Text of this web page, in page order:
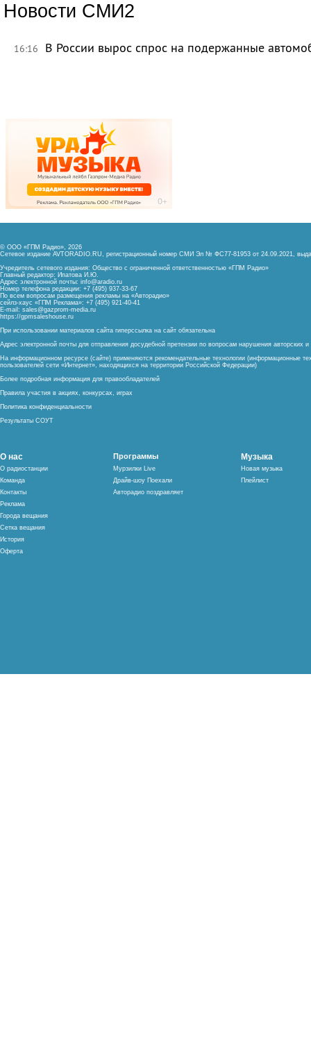
Новости СМИ2
16:16 В России вырос спрос на подержанные
© ООО «ГПМ Радио», 2026
Сетевое издание AVTORADIO.RU, регистрационный номер СМИ Эл № ФС77-81953 от 24.09.2021,
Учредитель сетевого издания: Общество с ограниченной ответственностью «ГПМ Радио»
Главный редактор: Ипатова И.Ю.
Адрес электронной почты: info@aradio.ru
Номер телефона редакции: +7 (495) 937-33-67
По всем вопросам размещения рекламы на «Авторадио»
сейлз-хаус «ГПМ Реклама»: +7 (495) 921-40-41
E-mail: sales@gazprom-media.ru
https://gpmsaleshouse.ru
При использовании материалов сайта гиперссылка на сайт обязательна
Адрес электронной почты для отправления досудебной претензии по вопросам нарушения авторских
На информационном ресурсе (сайте) применяются рекомендательные технологии (информационные
пользователей сети «Интернет», находящихся на территории Российской Федерации)
Более подробная информация для правообладателей
Правила участия в акциях, конкурсах, играх
Политика конфиденциальности
Результаты СОУТ
О нас
О радиостанции
Команда
Контакты
Реклама
Города вещания
Сетка вещания
История
Оферта
Программы
Мурзилки Live
Драйв-шоу Поехали
Авторадио поздравляет
Музыка
Новая музыка
Плейлист